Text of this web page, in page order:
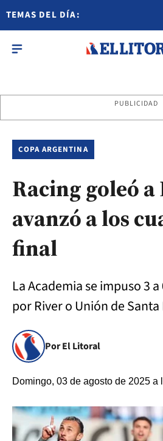
TEMAS DEL DÍA:
PUBLICIDAD
COPA ARGENTINA
Racing goleó
avanzó a los
final
La Academia se impuso 3
por River o Unión de Santa
Por El Litoral
Domingo, 03 de agosto de 2025 a